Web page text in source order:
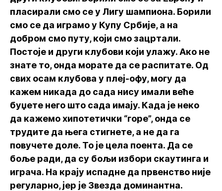
пласирали смо се у Лигу шампиона. Борили
смо се да играмо у Купу Србије, а на
добром смо путу, који смо зацртали.
Постоје и други клубови који улажу. Ако не
знате то, онда морате да се распитате. Од
свих осам клубова у плеј-офу, могу да
кажем никада до сада нису имали веће
буџете него што сада имају. Када је неко
да кажемо хипотетички “горе”, онда се
трудите да њега стигнете, а не да га
повучете доле. То је цела поента. Да се
боље ради, да су бољи избори скаутинга и
играча. На крају испадне да првенство није
регуларно, јер је Звезда доминантна.